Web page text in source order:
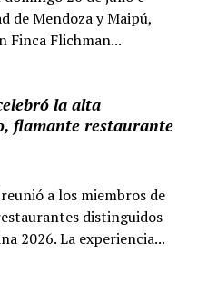
de Mendoza y Maipú,
Finca Flichman...
la alta
flamante restaurante
a los miembros de
distinguidos
2026. La experiencia...